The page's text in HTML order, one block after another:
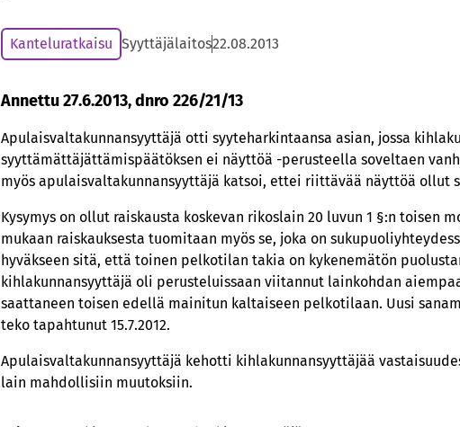
Kanteluratkaisu Syyttäjälaitos22.08.2013
Annettu 27.6.2013, dnro 226/21/13
Apulaisvaltakunnansyyttäjä otti syyteharkintaansa asian, jossa
syyttämättäjättämispäätöksen ei näyttöä -perusteella soveltaen
myös apulaisvaltakunnansyyttäjä katsoi, ettei riittävää näyttöä ollut
Kysymys on ollut raiskausta koskevan rikoslain 20 luvun 1 §:n toisen
mukaan raiskauksesta tuomitaan myös se, joka on
hyväkseen sitä, että toinen pelkotilan takia on kykenemätön
kihlakunnansyyttäjä oli perusteluissaan viitannut lainkohdan
saattaneen toisen edellä mainitun kaltaiseen pelkotilaan. Uusi
teko tapahtunut 15.7.2012.
Apulaisvaltakunnansyyttäjä kehotti kihlakunnansyyttäjää
lain mahdollisiin muutoksiin.